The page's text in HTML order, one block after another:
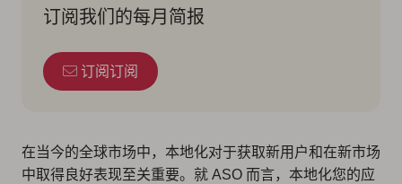
订阅我们的每月简报
订阅订阅
在当今的全球市场中，本地化对于获取新用户和在新市场
中取得良好表现至关重要。就 ASO 而言，本地化您的应